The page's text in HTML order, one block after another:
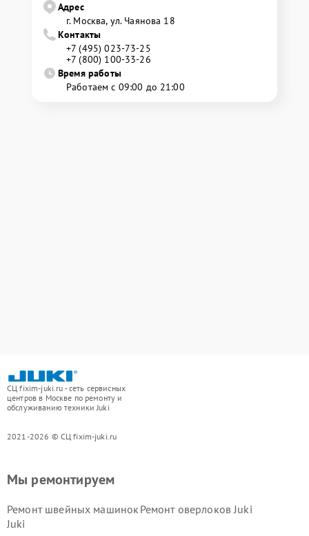
Адрес
г. Москва, ул. Чаянова 18
Контакты
+7 (495) 023-73-25
+7 (800) 100-33-26
Время работы
Работаем с 09:00 до 21:00
СЦ fixim-juki.ru - сеть сервисных
центров в Москве по ремонту и
обслуживанию техники Juki
2021-2026 © СЦ fixim-juki.ru
Мы ремонтируем
Ремонт швейных машинок
Juki
Ремонт оверлоков Juki